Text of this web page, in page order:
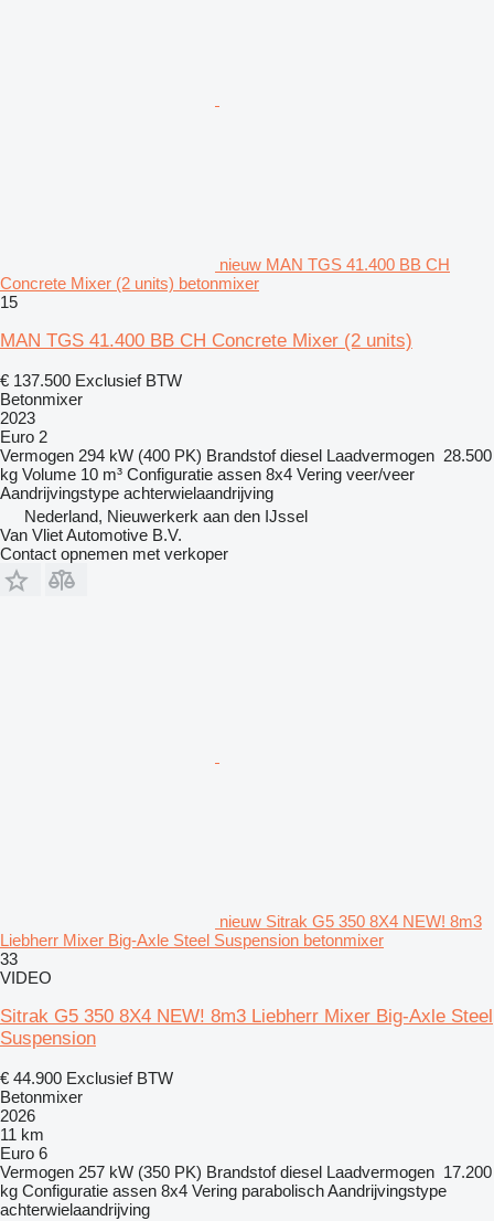
nieuw MAN TGS 41.400 BB CH
Concrete Mixer (2 units) betonmixer
15
MAN TGS 41.400 BB CH Concrete Mixer (2 units)
€ 137.500 Exclusief BTW
Betonmixer
2023
Euro 2
Vermogen 294 kW (400 PK) Brandstof diesel Laadvermogen 28.500
kg Volume 10 m³ Configuratie assen 8x4 Vering veer/veer
Aandrijvingstype achterwielaandrijving
Nederland, Nieuwerkerk aan den IJssel
Van Vliet Automotive B.V.
Contact opnemen met verkoper
nieuw Sitrak G5 350 8X4 NEW! 8m3
Liebherr Mixer Big-Axle Steel Suspension betonmixer
33
VIDEO
Sitrak G5 350 8X4 NEW! 8m3 Liebherr Mixer Big-Axle Steel
Suspension
€ 44.900 Exclusief BTW
Betonmixer
2026
11 km
Euro 6
Vermogen 257 kW (350 PK) Brandstof diesel Laadvermogen 17.200
kg Configuratie assen 8x4 Vering parabolischAandrijvingstype
achterwielaandrijving